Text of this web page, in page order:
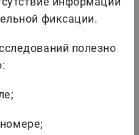
фиксации.
полезно